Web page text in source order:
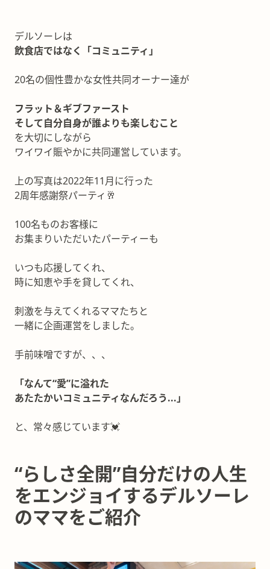
デルソーレは
飲食店ではなく「コミュニティ」
20名の個性豊かな女性共同オーナー達が
フラット＆ギブファースト
そして自分自身が誰よりも楽しむこと
を大切にしながら
ワイワイ賑やかに共同運営しています。
上の写真は2022年11月に行った
2周年感謝祭パーティ🥂
100名ものお客様に
お集まりいただいたパーティーも
いつも応援してくれ、
時に知恵や手を貸してくれ、
刺激を与えてくれるママたちと
一緒に企画運営をしました。
手前味噌ですが、、、
「なんて“愛”に溢れた
あたたかいコミュニティなんだろう...」
と、常々感じています💓
“らしさ全開”自分だけの人生
をエンジョイするデルソーレ
のママをご紹介